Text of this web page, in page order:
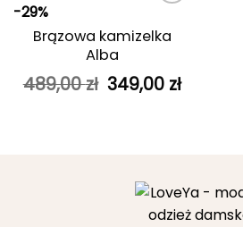
-29%
ulubionych
Brązowa kamizelka
Alba
489,00zł Pierwotna
cena
349,00 złAktualna